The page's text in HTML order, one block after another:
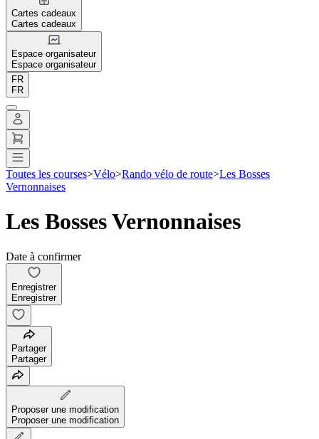
Cartes cadeaux
Cartes cadeaux
Espace organisateur
Espace organisateur
FR
FR
Toutes les courses>Vélo>Rando vélo de route>Les Bosses
Vernonnaises
Les Bosses Vernonnaises
Date à confirmer
Enregistrer
Enregistrer
Partager
Partager
Proposer une modification
Proposer une modification